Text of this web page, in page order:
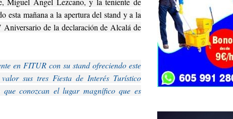
esta mañana a la apertura del stand y a la
de la declaración de Alcalá de
en FITUR con su stand ofreciendo este
sus tres Fiesta de Interés Turístico
conozcan el lugar magnífico que es